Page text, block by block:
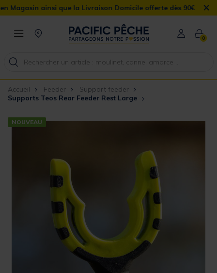
ainsi que la Livraison Domicile offerte dès 90€ ×
0
Accueil Feeder
Support feeder
Supports Teos Rear Feeder Rest Large
NOUVEAU